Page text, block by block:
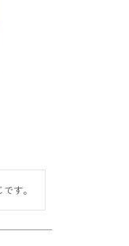
す。